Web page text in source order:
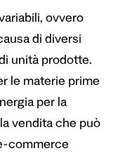
ovvero
di diversi
unità prodotte.
le materie prime
per la
vendita che può
commerce